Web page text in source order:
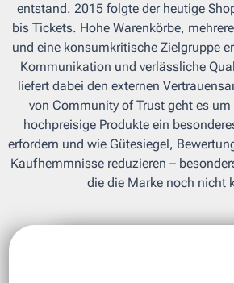
entstand. 2015 folgte der heutige
bis Tickets. Hohe Warenkörbe,
und eine konsumkritische Zielgruppe
Kommunikation und verlässliche
liefert dabei den externen
von Community of Trust geht es
hochpreisige Produkte ein
erfordern und wie Gütesiegel,
Kaufhemmnisse reduzieren –
die die Marke noch nicht